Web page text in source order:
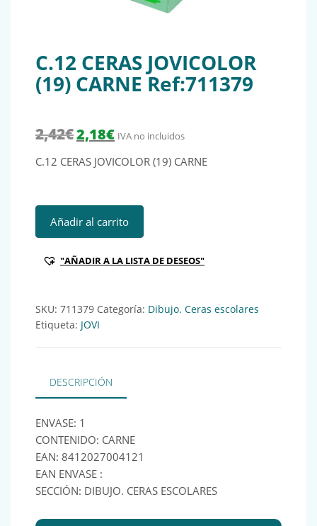
C.12 CERAS JOVICOLOR
(19) CARNE Ref:711379
2,42€ El precio original era: 2,42€.
2,18€El precio actual es: 2,18€.
IVA no incluidos
C.12 CERAS JOVICOLOR (19) CARNE
Añadir al carrito
"AÑADIR A LA LISTA DE DESEOS"
SKU: 711379 Categoría: Dibujo. Ceras escolares
Etiqueta: JOVI
DESCRIPCIÓN
ENVASE: 1
CONTENIDO: CARNE
EAN: 8412027004121
EAN ENVASE :
SECCIÓN: DIBUJO. CERAS ESCOLARES